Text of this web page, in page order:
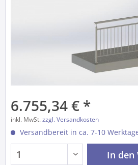
6.755,34 € *
inkl. MwSt.zzgl. Versandkosten
Versandbereit in ca. 7-10
In den